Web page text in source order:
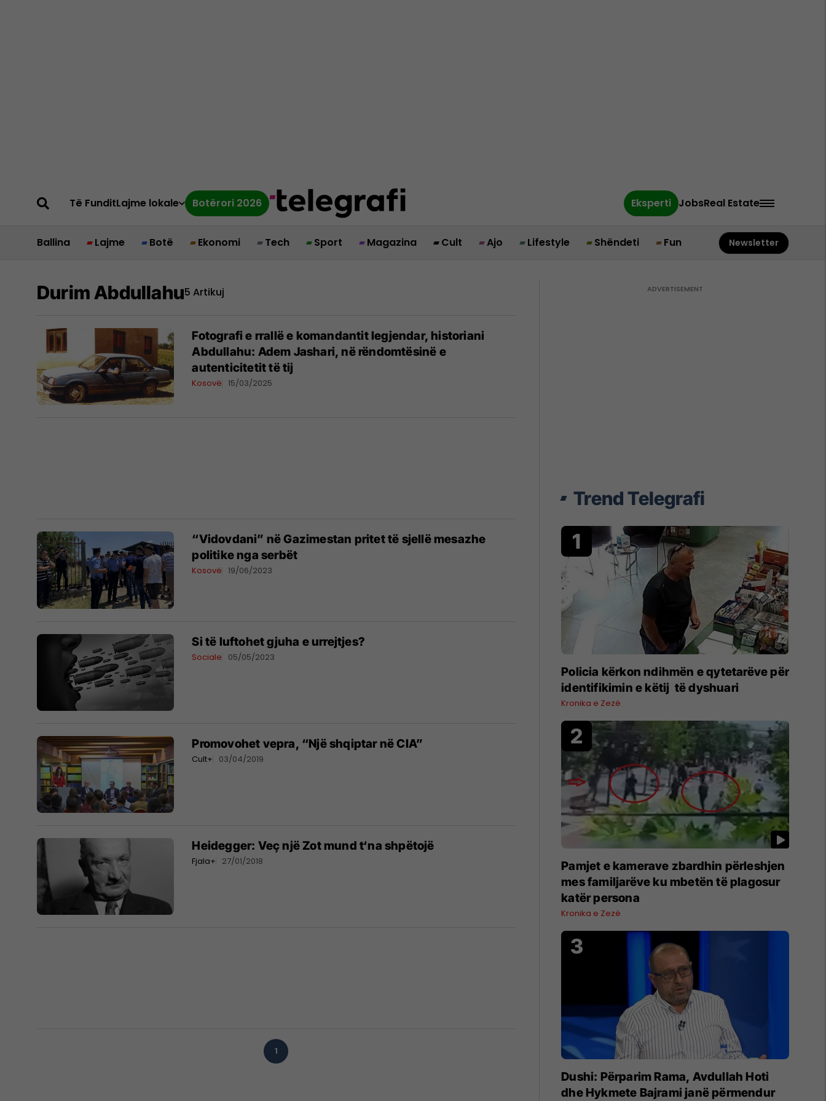
Të FunditLajme lokale Botërori 2026 Eksperti JobsReal Estate
Ballina Lajme Botë Ekonomi Tech Sport Magazina Cult Ajo Lifestyle Shëndeti Fun Newsletter
Durim Abdullahu5 Artikuj
Fotografi e rrallë e komandantit legjendar, historiani
Abdullahu: Adem Jashari, në rëndomtësinë e
autenticitetit të tij
Kosovë 15/03/2025
“Vidovdani” në Gazimestan pritet të sjellë mesazhe
politike nga serbët
Kosovë 19/06/2023
Si të luftohet gjuha e urrejtjes?
Sociale 05/05/2023
Promovohet vepra, “Një shqiptar në CIA”
Cult+ 03/04/2019
Heidegger: Veç një Zot mund t‘na shpëtojë
Fjala+ 27/01/2018
1
Trend Telegrafi
Policia kërkon ndihmën e qytetarëve për
identifikimin e këtij të dyshuari
Kronika e Zezë
Pamjet e kamerave zbardhin përleshjen
mes familjarëve ku mbetën të plagosur
katër persona
Kronika e Zezë
Dushi: Përparim Rama, Avdullah Hoti
dhe Hykmete Bajrami janë përmendur